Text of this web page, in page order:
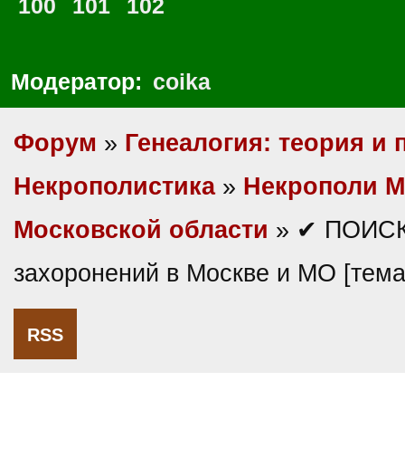
100 101 102
Модератор: coika
Форум » Генеалогия: теория и
Некрополистика» Некрополи
Московской области » ✔
захоронений в Москве и МО
RSS